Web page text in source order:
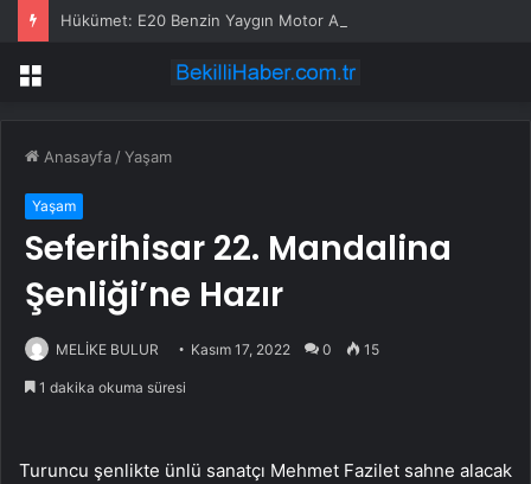
Hükümet: E20 Benzin Yaygın Motor Arızasına Yol Açmadı
Menü
Anasayfa /Yaşam
Yaşam
Seferihisar 22. Mandalina
Şenliği’ne Hazır
MELİKE BULUR Kasım 17, 2022 0 15
1 dakika okuma süresi
Turuncu şenlikte ünlü sanatçı Mehmet Fazilet sahne alacak